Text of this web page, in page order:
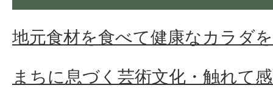
地元食材を食べて健康なカラダ
まちに息づく芸術文化・触れて